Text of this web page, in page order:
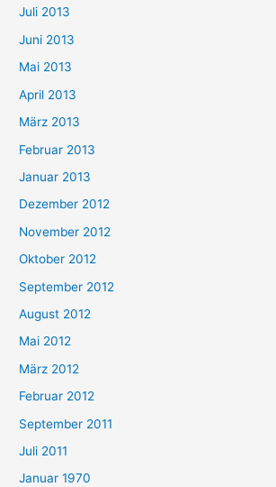
Juli 2013
Juni 2013
Mai 2013
April 2013
März 2013
Februar 2013
Januar 2013
Dezember 2012
November 2012
Oktober 2012
September 2012
August 2012
Mai 2012
März 2012
Februar 2012
September 2011
Juli 2011
Januar 1970